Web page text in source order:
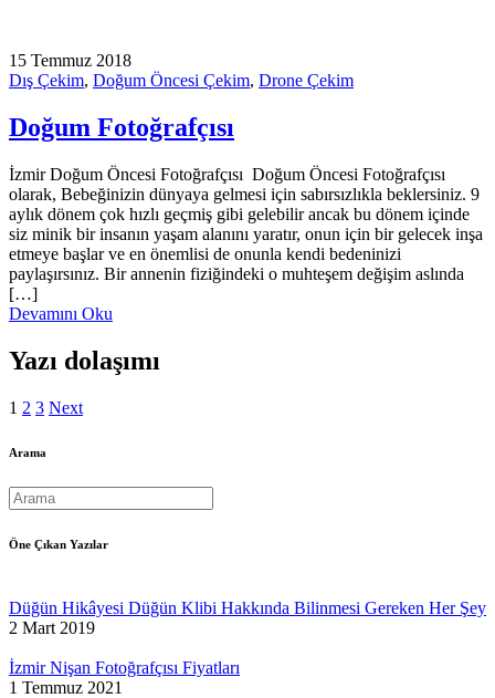
15 Temmuz 2018
Dış Çekim, Doğum Öncesi Çekim, Drone Çekim
Doğum Fotoğrafçısı
İzmir Doğum Öncesi Fotoğrafçısı Doğum Öncesi Fotoğrafçısı
olarak, Bebeğinizin dünyaya gelmesi için sabırsızlıkla beklersiniz. 9
aylık dönem çok hızlı geçmiş gibi gelebilir ancak bu dönem içinde
siz minik bir insanın yaşam alanını yaratır, onun için bir gelecek inşa
etmeye başlar ve en önemlisi de onunla kendi bedeninizi
paylaşırsınız. Bir annenin fiziğindeki o muhteşem değişim aslında
[…]
Devamını Oku
Yazı dolaşımı
1 2 3 Next
Arama
Öne Çıkan Yazılar
Düğün Hikâyesi Düğün Klibi Hakkında Bilinmesi Gereken Her Şey
2 Mart 2019
İzmir Nişan Fotoğrafçısı Fiyatları
1 Temmuz 2021